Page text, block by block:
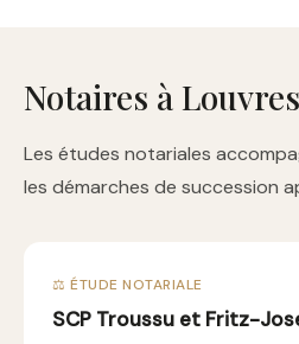
Notaires à Louvres
Les études notariales
les démarches de succession
⚖️ ÉTUDE NOTARIALE
SCP Troussu et Fritz-